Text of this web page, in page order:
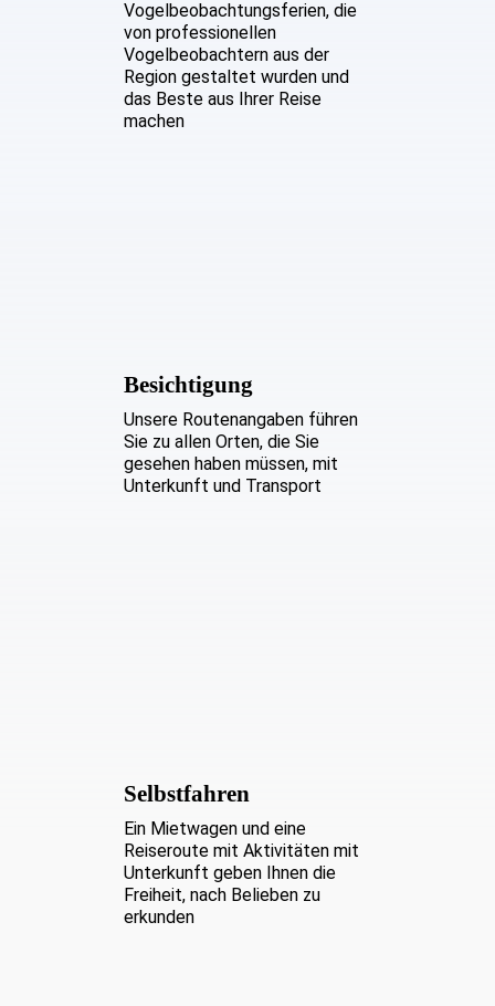
Vogelbeobachtungsferien, die
von professionellen
Vogelbeobachtern aus der
Region gestaltet wurden und
das Beste aus Ihrer Reise
machen
Besichtigung
Unsere Routenangaben führen
Sie zu allen Orten, die Sie
gesehen haben müssen, mit
Unterkunft und Transport
Selbstfahren
Ein Mietwagen und eine
Reiseroute mit Aktivitäten mit
Unterkunft geben Ihnen die
Freiheit, nach Belieben zu
erkunden